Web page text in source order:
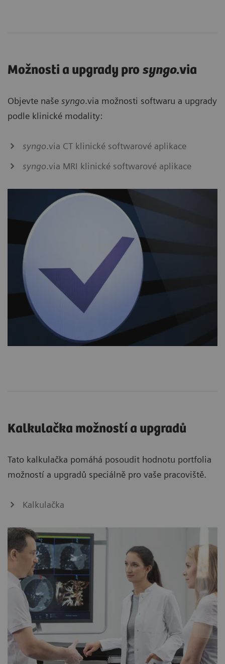
Možnosti a upgrady pro syngo.via
Objevte naše syngo.via možnosti softwaru a upgrady
podle klinické modality:
syngo.via CT klinické softwarové aplikace
syngo.via MRI klinické softwarové aplikace
Kalkulačka možností a upgradů
Tato kalkulačka pomáhá posoudit hodnotu portfolia
možností a upgradů speciálně pro vaše pracoviště.
Kalkulačka